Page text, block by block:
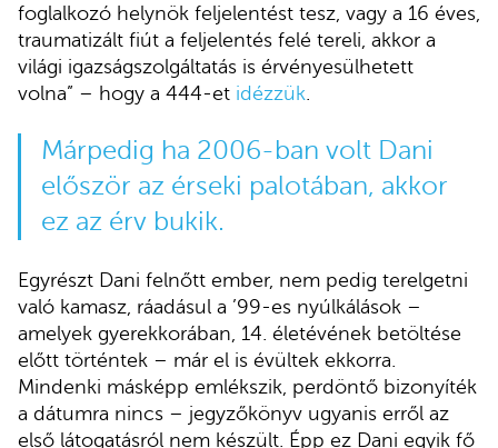
foglalkozó helynök feljelentést tesz, vagy a 16 éves,
traumatizált fiút a feljelentés felé tereli, akkor a
világi igazságszolgáltatás is érvényesülhetett
volna” – hogy a 444-et idézzük
Márpedig ha 2006-ban volt Dani
először az érseki palotában, akkor
ez az érv bukik.
Egyrészt Dani felnőtt ember, nem pedig terelgetni
való kamasz, ráadásul a ’99-es nyúlkálások –
amelyek gyerekkorában, 14. életévének betöltése
előtt történtek – már el is évültek ekkorra.
Mindenki másképp emlékszik, perdöntő bizonyíték
a dátumra nincs – jegyzőkönyv ugyanis erről az
első látogatásról nem készült. Épp ez Dani egyik fő